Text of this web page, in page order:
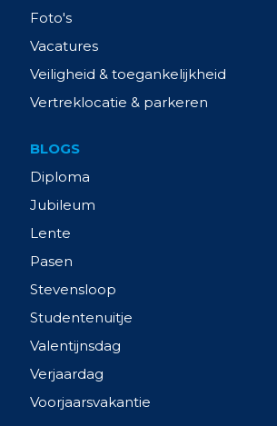
Foto's
Vacatures
Veiligheid & toegankelijkheid
Vertreklocatie & parkeren
BLOGS
Diploma
Jubileum
Lente
Pasen
Stevensloop
Studentenuitje
Valentijnsdag
Verjaardag
Voorjaarsvakantie